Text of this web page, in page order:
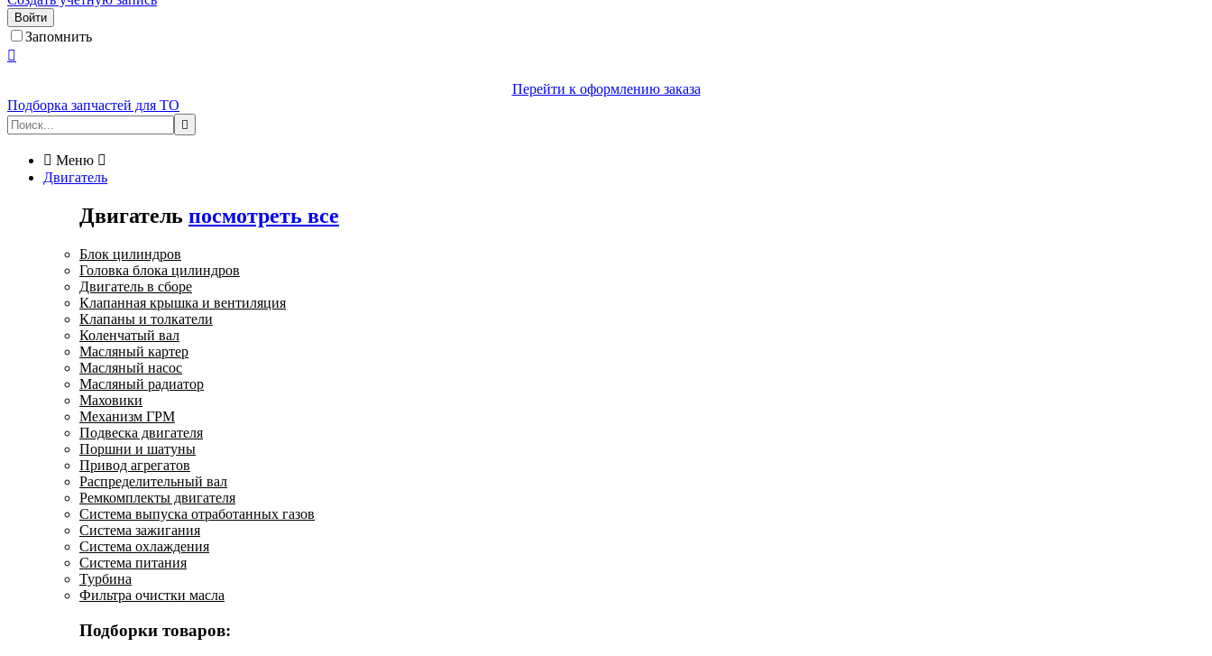
Войти
Запомнить

Перейти к оформлению заказа
Подборка запчастей для ТО

 Меню 
Двигатель
Двигатель посмотреть все
Блок цилиндров
Головка блока цилиндров
Двигатель в сборе
Клапанная крышка и вентиляция
Клапаны и толкатели
Коленчатый вал
Масляный картер
Масляный насос
Масляный радиатор
Маховики
Механизм ГРМ
Подвеска двигателя
Поршни и шатуны
Привод агрегатов
Распределительный вал
Ремкомплекты двигателя
Система выпуска отработанных газов
Система зажигания
Система охлаждения
Система питания
Турбина
Фильтра очистки масла
Подборки товаров: